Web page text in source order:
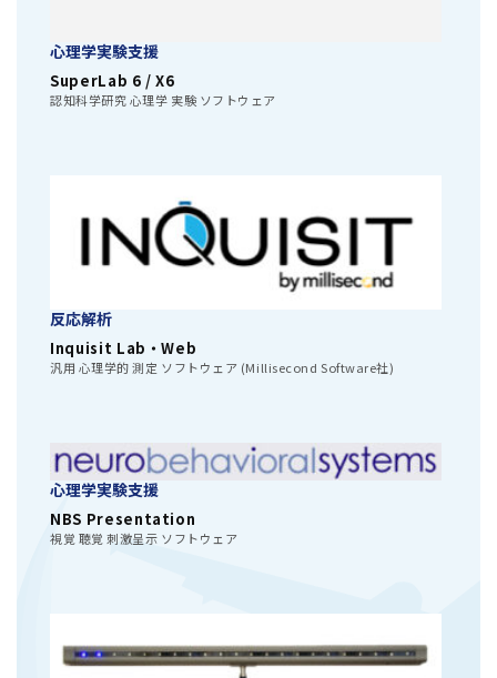
心理学実験支援
SuperLab 6 / X6
認知科学研究 心理学 実験 ソフトウェア
反応解析
Inquisit Lab・Web
汎用 心理学的 測定 ソフトウェア (Millisecond Software社)
心理学実験支援
NBS Presentation
視覚 聴覚 刺激呈示 ソフトウェア